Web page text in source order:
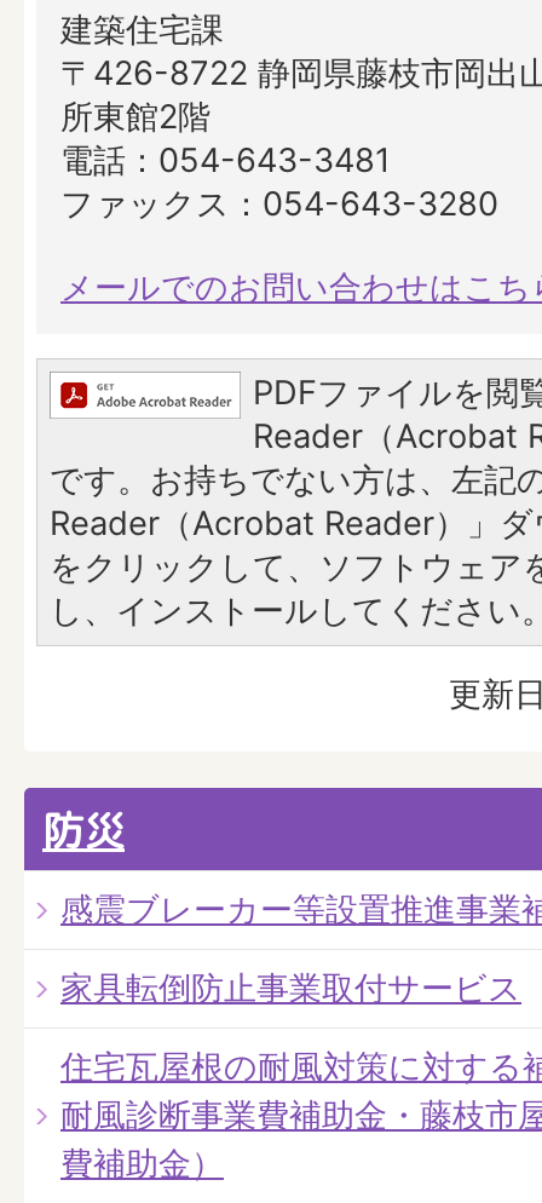
建築住宅課
〒426-8722 静岡県藤枝市岡出
所東館2階
電話：054-643-3481
ファックス：054-643-3280
メールでのお問い合わせはこち
PDFファイルを閲
Reader（Acrobat
です。お持ちでない方は、左記
Reader（Acrobat Reader）」
をクリックして、ソフトウェア
し、インストールしてください
更新
防災
感震ブレーカー等設置推進事業
家具転倒防止事業取付サービス
住宅瓦屋根の耐風対策に対する
耐風診断事業費補助金・藤枝市
費補助金）